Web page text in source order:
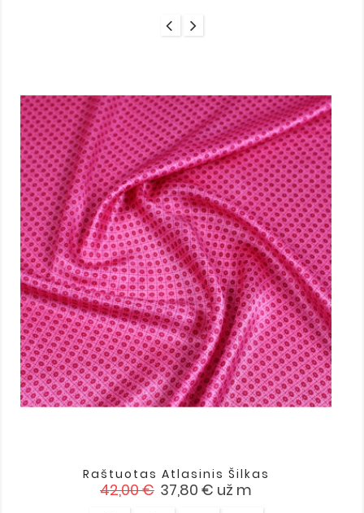
Raštuotas Atlasinis Šilkas
Įprasta
42,00 € Kaina
37,80 € už m